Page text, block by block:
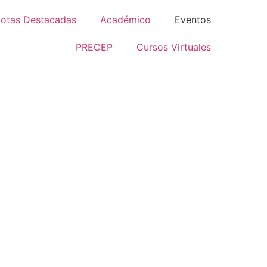
Destacadas Académico Eventos
PRECEP Cursos Virtuales